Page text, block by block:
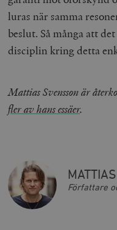
luras när samma
beslut. Så många att
disciplin kring detta
Mattias Svensson är
fler av hans essäer.
Författare